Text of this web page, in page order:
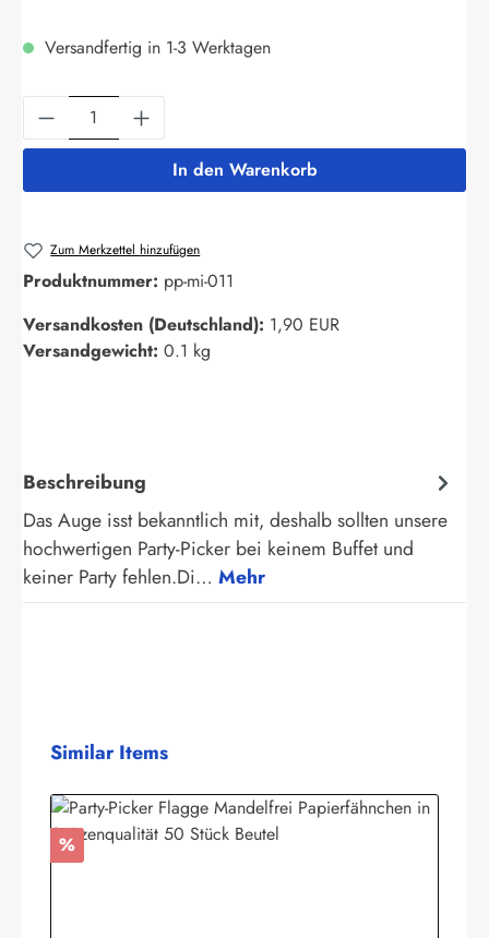
Versandfertig in 1-3 Werktagen
Produkt Anzahl: Gib den gewünschten
In den Warenkorb
Zum Merkzettel hinzufügen
Produktnummer: pp-mi-011
Versandkosten (Deutschland): 1,90 EUR
Versandgewicht: 0.1 kg
Beschreibung
Das Auge isst bekanntlich mit, deshalb sollten unsere
hochwertigen Party-Picker bei keinem Buffet und
keiner Party fehlen.Di… Mehr
Produktgalerie überspringen
Similar Items
Rabatt
%